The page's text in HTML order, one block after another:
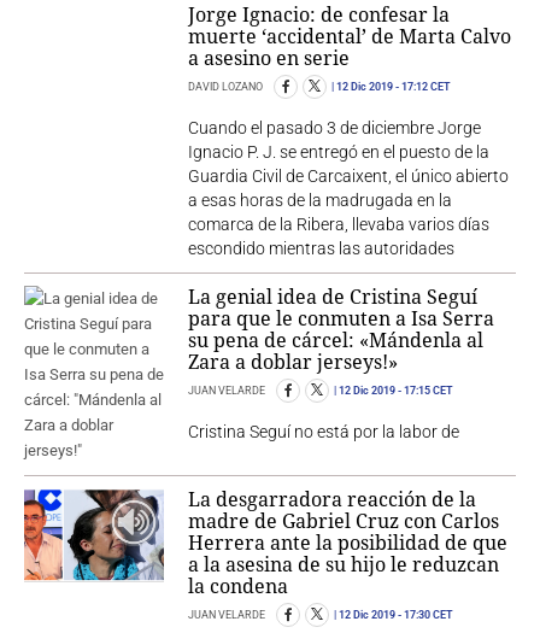
Jorge Ignacio: de confesar la
muerte ‘accidental’ de Marta Calvo
a asesino en serie
DAVID LOZANO 12 Dic 2019 - 17:12 CET
Cuando el pasado 3 de diciembre Jorge
Ignacio P. J. se entregó en el puesto de la
Guardia Civil de Carcaixent, el único abierto
a esas horas de la madrugada en la
comarca de la Ribera, llevaba varios días
escondido mientras las autoridades
La genial idea de Cristina Seguí
para que le conmuten a Isa Serra
su pena de cárcel: «Mándenla al
Zara a doblar jerseys!»
JUAN VELARDE 12 Dic 2019 - 17:15 CET
Cristina Seguí no está por la labor de
La desgarradora reacción de la
madre de Gabriel Cruz con Carlos
Herrera ante la posibilidad de que
a la asesina de su hijo le reduzcan
la condena
JUAN VELARDE 12 Dic 2019 - 17:30 CET